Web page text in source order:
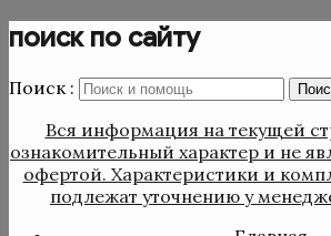
поиск по сайту
Поиск :
Вся информация на текущей
ознакомительный характер и не
офертой. Характеристики и
подлежат уточнению у